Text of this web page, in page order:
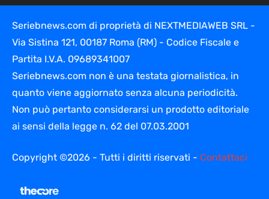
Seriebnews.com di proprietà di NEXTMEDIAWEB SRL -
Via Sistina 121, 00187 Roma (RM) - Codice Fiscale e
Partita I.V.A. 09689341007
Seriebnews.com non è una testata giornalistica, in
quanto viene aggiornato senza alcuna periodicità.
Non può pertanto considerarsi un prodotto editoriale
ai sensi della legge n. 62 del 07.03.2001
Copyright ©2026 - Tutti i diritti riservati - Contattaci